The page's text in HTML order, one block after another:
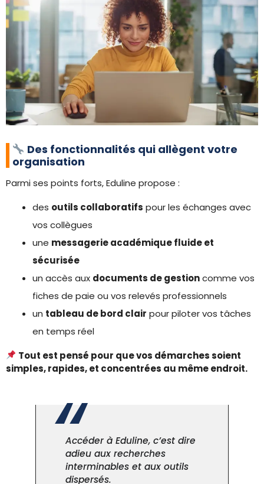
Des fonctionnalités qui allègent votre
organisation
Parmi ses points forts, Eduline propose :
des outils collaboratifs pour les échanges avec
vos collègues
une messagerie académique fluide et
sécurisée
un accès aux documents de gestioncomme vos
fiches de paie ou vos relevés professionnels
un tableau de bord clair pour piloter vos tâches
en temps réel
Tout est pensé pour que vos démarches soient
simples, rapides, et concentrées au même endroit.
Accéder à Eduline, c’est dire
adieu aux recherches
interminables et aux outils
dispersés.